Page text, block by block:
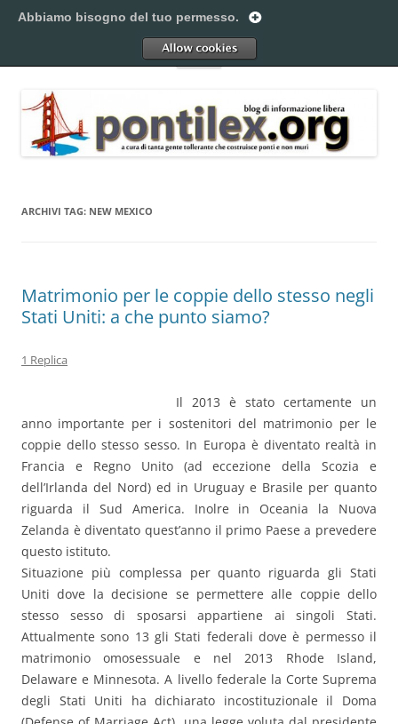
al
Pontilex
Menu
ARCHIVI TAG: NEW MEXICO
Matrimonio per le coppie dello stesso negli
Stati Uniti: a che punto siamo?
1 Replica
Il 2013 è stato certamente un
anno importante per i sostenitori del matrimonio per le
coppie dello stesso sesso. In Europa è diventato realtà in
Francia e Regno Unito (ad eccezione della Scozia e
dell’Irlanda del Nord) ed in Uruguay e Brasile per quanto
riguarda il Sud America. Inolre in Oceania la Nuova
Zelanda è diventato quest’anno il primo Paese a prevedere
questo istituto.
Situazione più complessa per quanto riguarda gli Stati
Uniti dove la decisione se permettere alle coppie dello
stesso sesso di sposarsi appartiene ai singoli Stati.
Attualmente sono 13 gli Stati federali dove è permesso il
matrimonio omosessuale e nel 2013 Rhode Island,
Delaware e Minnesota. A livello federale la Corte Suprema
degli Stati Uniti ha dichiarato incostituzionale il Doma
Abbiamo bisogno del tuo permesso.